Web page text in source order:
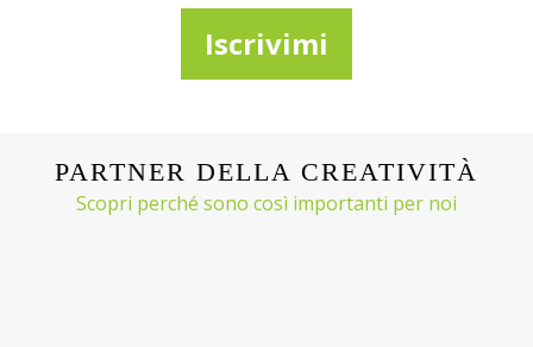
PARTNER DELLA CREATIVITÀ
Scopri perché sono così importanti per noi